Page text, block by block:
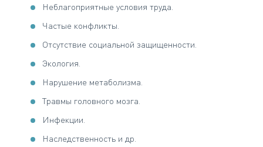
Неблагоприятные условия труда.
Частые конфликты.
Отсутствие социальной защищенности.
Экология.
Нарушение метаболизма.
Травмы головного мозга.
Инфекции.
Наследственность и др.